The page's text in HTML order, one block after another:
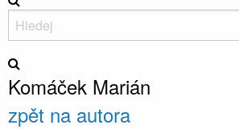
Komáček Marián
zpět na autora